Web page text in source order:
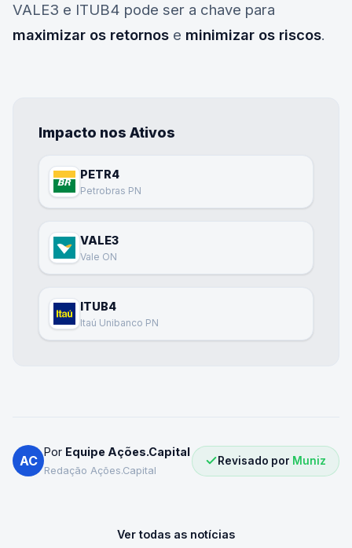
VALE3 e ITUB4 pode ser a chave para
maximizar os retornos e minimizar os riscos.
Impacto nos Ativos
PETR4
Petrobras PN
VALE3
Vale ON
ITUB4
Itaú Unibanco PN
AC
Por Equipe Ações.Capital
Redação Ações.Capital
Revisado por Muniz
Ver todas as notícias